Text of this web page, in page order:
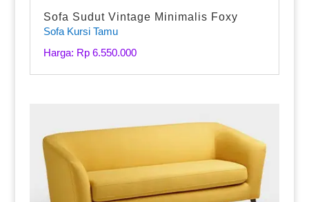
Sofa Sudut Vintage Minimalis Foxy
Sofa Kursi Tamu
Harga: Rp 6.550.000